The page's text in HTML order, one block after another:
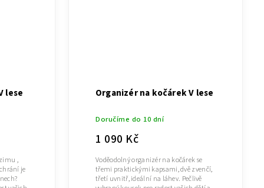
lese
,
je
Organizér na kočárek V lese
Doručíme do 10 dní
1 090 Kč
Voděodolný organizér na kočárek se
třemi praktickými kapsami, dvě zvenčí,
třetí uvnitř, ideální na láhev. Pečlivě